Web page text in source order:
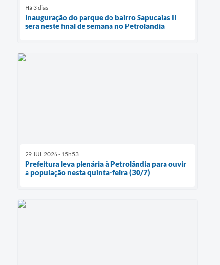
Há 3 dias
Inauguração do parque do bairro Sapucaias II
será neste final de semana no Petrolândia
29 JUL 2026 - 15h53
Prefeitura leva plenária à Petrolândia para ouvir
a população nesta quinta-feira (30/7)